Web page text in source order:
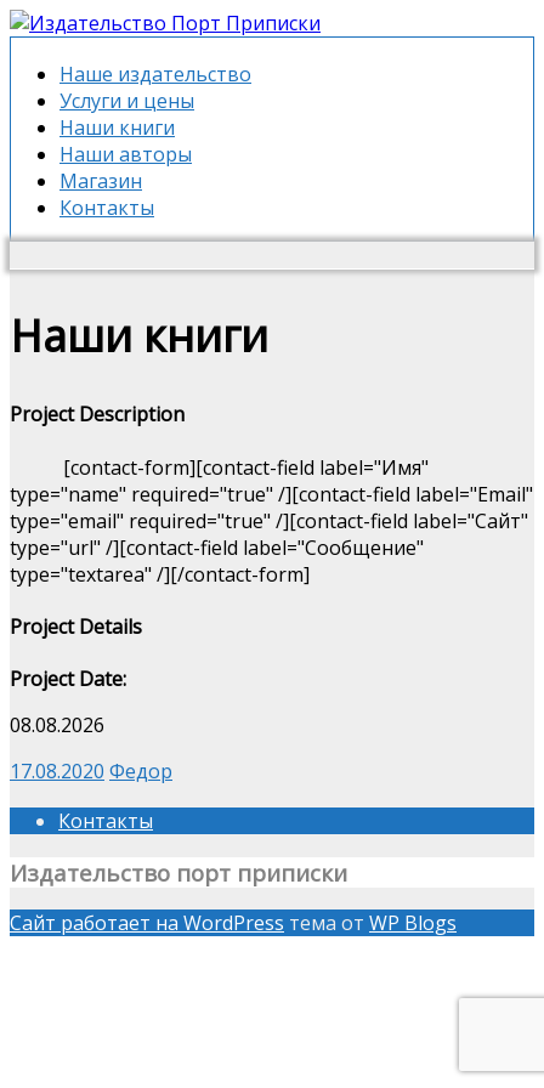
Наше издательство
Услуги и цены
Наши книги
Наши авторы
Магазин
Контакты
Наши книги
Project Description
[contact-form][contact-field label="Имя"
type="name" required="true" /][contact-field label="Email"
type="email" required="true" /][contact-field label="Сайт"
type="url" /][contact-field label="Сообщение"
type="textarea" /][/contact-form]
Project Details
Project Date:
08.08.2026
17.08.2020 Федор
Контакты
Издательство порт приписки
Сайт работает на WordPress тема от WP Blogs